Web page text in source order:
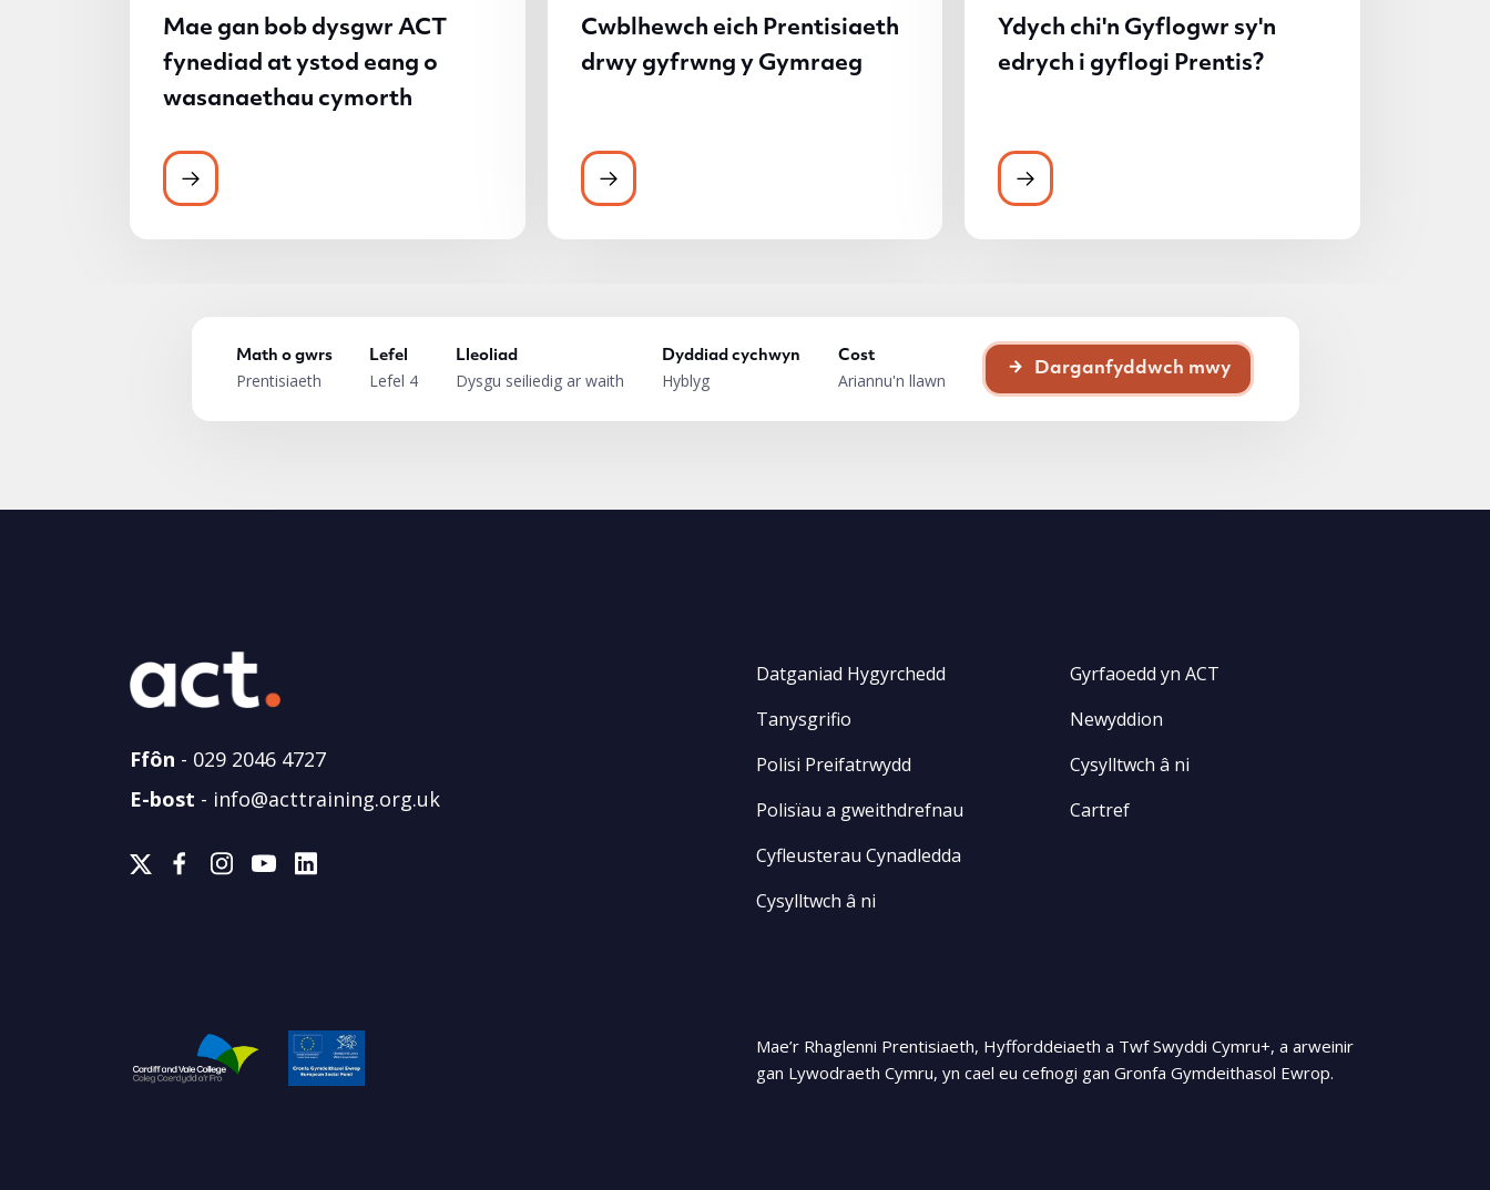
Mae gan bob dysgwr ACT
fynediad at ystod eang o
wasanaethau cymorth
Mae gan bob dysgwr ACT fynediad at ystod eang o wasanaethau cymorth
Cwblhewch eich Prentisiaeth
drwy gyfrwng y Gymraeg
Cwblhewch eich Prentisiaeth drwy gyfrwng y Gymraeg
Ydych chi'n Gyflogwr sy'n
edrych i gyflogi Prentis?
Ydych chi'n Gyflogwr sy'n edrych i gyflogi
Math o gwrs
Prentisiaeth
Lefel
Lefel 4
Lleoliad
Dysgu seiliedig ar waith
Dyddiad cychwyn
Hyblyg
Cost
Ariannu'n llawn
Darganfyddwch mwy
Ffôn - 029 2046 4727
E-bost - info@acttraining.org.uk
Datganiad Hygyrchedd
Tanysgrifio
Polisi Preifatrwydd
Polisïau a gweithdrefnau
Cyfleusterau Cynadledda
Cysylltwch â ni
Gyrfaoedd yn ACT
Newyddion
Cysylltwch â ni
Cartref
Mae’r Rhaglenni Prentisiaeth, Hyfforddeiaeth a Twf Swyddi Cymru+, a arweinir
gan Lywodraeth Cymru, yn cael eu cefnogi gan Gronfa Gymdeithasol Ewrop.